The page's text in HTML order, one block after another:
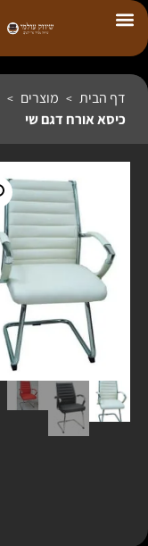
דף הבית > מוצרים >
כיסא אורח דגם שי